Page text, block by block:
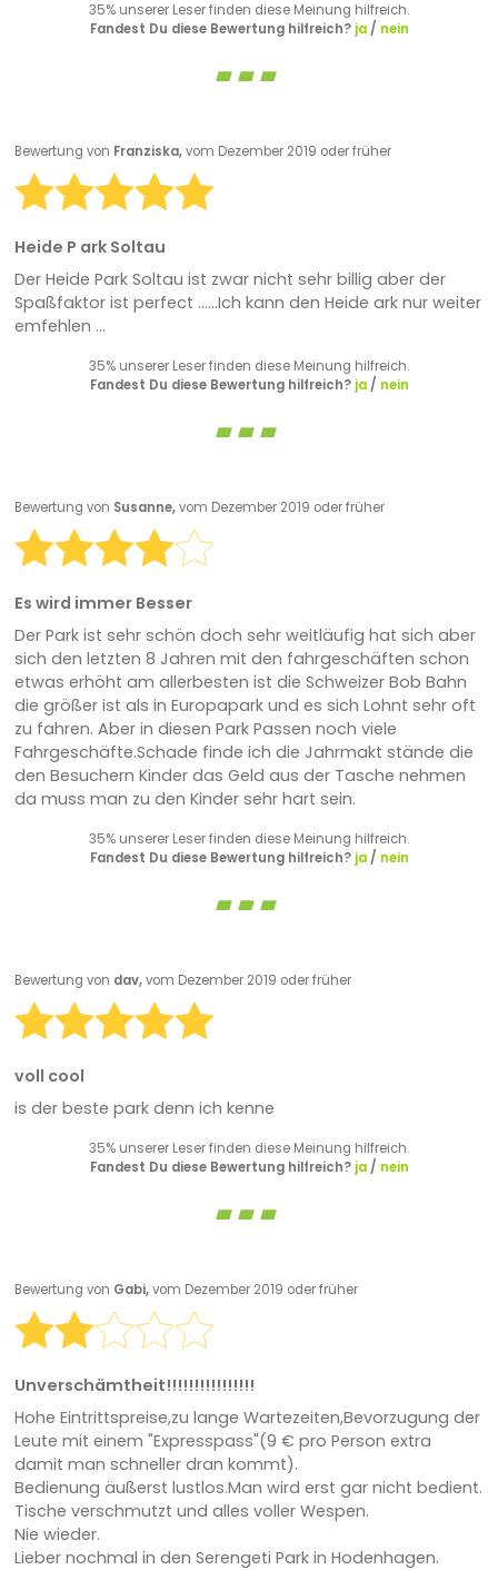
35% unserer Leser finden diese Meinung hilfreich.
Fandest Du diese Bewertung hilfreich? ja/ nein
Bewertung von Franziska,vom Dezember 2019 oder früher
Heide P ark Soltau
Der Heide Park Soltau ist zwar nicht sehr billig aber der
Spaßfaktor ist perfect ......Ich kann den Heide ark nur weiter
emfehlen ...
35% unserer Leser finden diese Meinung hilfreich.
Fandest Du diese Bewertung hilfreich? ja/ nein
Bewertung von Susanne,vom Dezember 2019 oder früher
Es wird immer Besser
Der Park ist sehr schön doch sehr weitläufig hat sich aber
sich den letzten 8 Jahren mit den fahrgeschäften schon
etwas erhöht am allerbesten ist die Schweizer Bob Bahn
die größer ist als in Europapark und es sich Lohnt sehr oft
zu fahren. Aber in diesen Park Passen noch viele
Fahrgeschäfte.Schade finde ich die Jahrmakt stände die
den Besuchern Kinder das Geld aus der Tasche nehmen
da muss man zu den Kinder sehr hart sein.
35% unserer Leser finden diese Meinung hilfreich.
Fandest Du diese Bewertung hilfreich? ja/ nein
Bewertung von dav,vom Dezember 2019 oder früher
voll cool
is der beste park denn ich kenne
35% unserer Leser finden diese Meinung hilfreich.
Fandest Du diese Bewertung hilfreich? ja/ nein
Bewertung von Gabi,vom Dezember 2019 oder früher
Unverschämtheit!!!!!!!!!!!!!!!!
Hohe Eintrittspreise,zu lange Wartezeiten,Bevorzugung der
Leute mit einem "Expresspass"(9 € pro Person extra
damit man schneller dran kommt).
Bedienung äußerst lustlos.Man wird erst gar nicht bedient.
Tische verschmutzt und alles voller Wespen.
Nie wieder.
Lieber nochmal in den Serengeti Park in Hodenhagen.